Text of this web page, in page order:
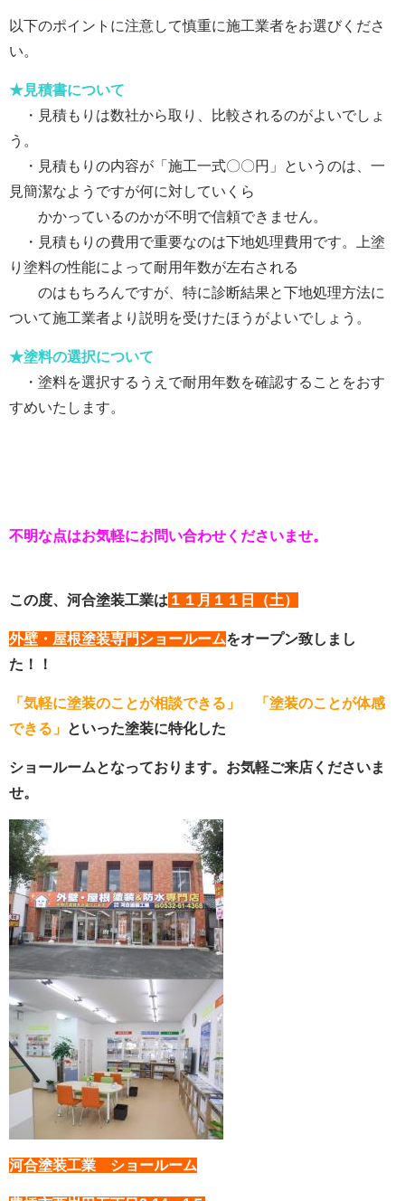
以下のポイントに注意して慎重に施工業者をお選びくださ
い。
★見積書について
・見積もりは数社から取り、比較されるのがよいでしょ
う。
・見積もりの内容が「施工一式〇〇円」というのは、一
見簡潔なようですが何に対していくら
かかっているのかが不明で信頼できません。
・見積もりの費用で重要なのは下地処理費用です。上塗
り塗料の性能によって耐用年数が左右される
のはもちろんですが、特に診断結果と下地処理方法に
ついて施工業者より説明を受けたほうがよいでしょう。
★塗料の選択について
・塗料を選択するうえで耐用年数を確認することをおす
すめいたします。
不明な点はお気軽にお問い合わせくださいませ。
この度、河合塗装工業は １１月１１日（土）
外壁・屋根塗装専門ショールームをオープン致しまし
た！！
「気軽に塗装のことが相談できる」
「塗装のことが体感
できる」 といった塗装に特化した
ショールームとなっております。お気軽ご来店くださいま
せ。
河合塗装工業 ショールーム